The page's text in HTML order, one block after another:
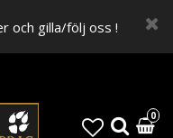
och gilla/följ oss !
0